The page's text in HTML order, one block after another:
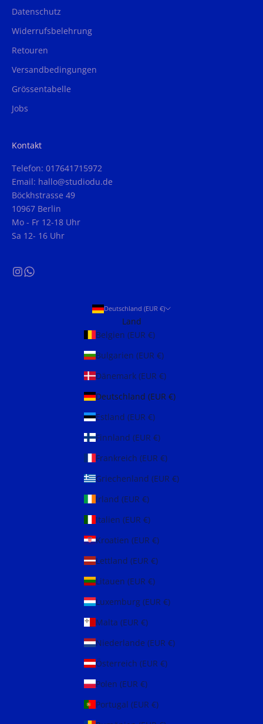
Datenschutz
Widerrufsbelehrung
Retouren
Versandbedingungen
Grössentabelle
Jobs
Kontakt
Telefon: 017641715972
Email: hallo@studiodu.de
Böckhstrasse 49
10967 Berlin
Mo - Fr 12-18 Uhr
Sa 12- 16 Uhr
Deutschland (EUR €)
Land
Belgien (EUR €)
Bulgarien (EUR €)
Dänemark (EUR €)
Deutschland (EUR €)
Estland (EUR €)
Finnland (EUR €)
Frankreich (EUR €)
Griechenland (EUR €)
Irland (EUR €)
Italien (EUR €)
Kroatien (EUR €)
Lettland (EUR €)
Litauen (EUR €)
Luxemburg (EUR €)
Malta (EUR €)
Niederlande (EUR €)
Österreich (EUR €)
Polen (EUR €)
Portugal (EUR €)